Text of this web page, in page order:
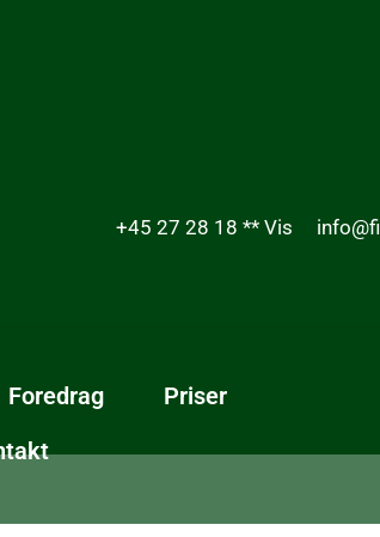
+45 27 28 18 ** Vis
Foredrag
Priser